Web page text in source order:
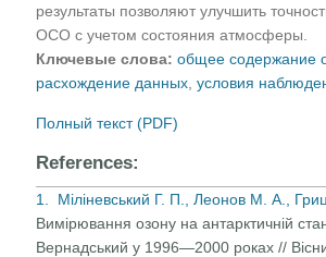
результаты позволяют улучшить
ОСО с учетом состояния атмосферы.
Ключевые слова: общее содержание
расхождение данных ,условия
Полный текст (PDF)
References:
1. Міліневський Г. П., Леонов М. А.,
Вимірювання озону на антарктичній
Вернадський у 1996—2000 роках //